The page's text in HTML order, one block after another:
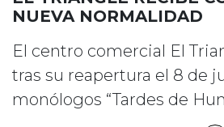
NUEVA NORMALIDAD
El centro comercial El
tras su reapertura el 8 de
monólogos “Tardes de